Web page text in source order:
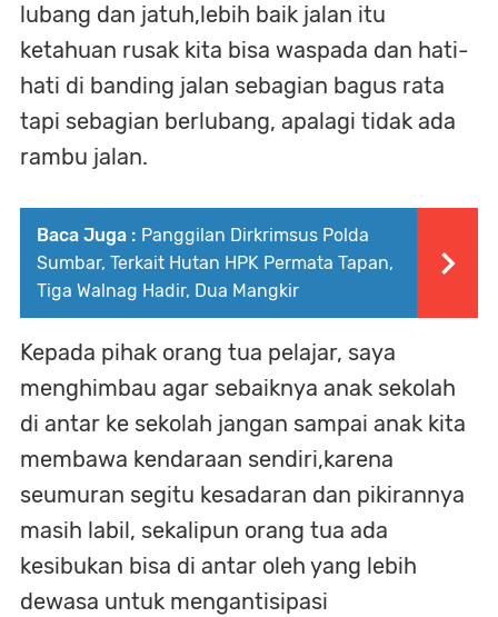
lubang dan jatuh,lebih baik jalan itu
ketahuan rusak kita bisa waspada dan hati-
hati di banding jalan sebagian bagus rata
tapi sebagian berlubang, apalagi tidak ada
rambu jalan.
Baca Juga : Panggilan Dirkrimsus Polda
Sumbar, Terkait Hutan HPK Permata Tapan,
Tiga Walnag Hadir, Dua Mangkir
Kepada pihak orang tua pelajar, saya
menghimbau agar sebaiknya anak sekolah
di antar ke sekolah jangan sampai anak kita
membawa kendaraan sendiri,karena
seumuran segitu kesadaran dan pikirannya
masih labil, sekalipun orang tua ada
kesibukan bisa di antar oleh yang lebih
dewasa untuk mengantisipasi